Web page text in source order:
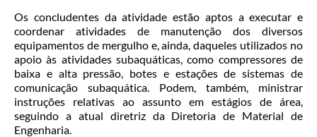
Os concludentes da atividade estão aptos a executar e
coordenar atividades de manutenção dos diversos
equipamentos de mergulho e, ainda, daqueles utilizados no
apoio às atividades subaquáticas, como compressores de
baixa e alta pressão, botes e estações de sistemas de
comunicação subaquática. Podem, também, ministrar
instruções relativas ao assunto em estágios de área,
seguindo a atual diretriz da Diretoria de Material de
Engenharia.